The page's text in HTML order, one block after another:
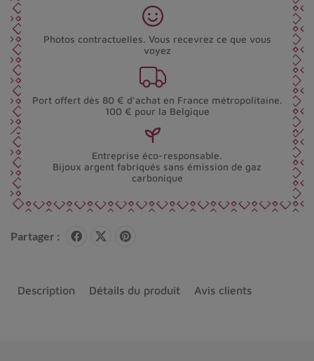
Photos contractuelles. Vous recevrez ce que vous
voyez
Port offert dès 80 € d’achat en France métropolitaine.
100 € pour la Belgique
Entreprise éco-responsable.
Bijoux argent fabriqués sans émission de gaz
carbonique
Partager :
Description Détails du produit Avis clients